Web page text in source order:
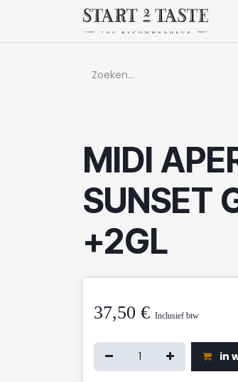
Overslaan naar inhoud
MIDI
SUNSET
+2GL
37,50 € Inclusief btw
in